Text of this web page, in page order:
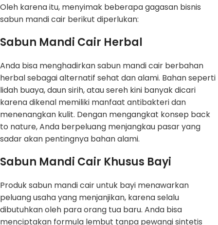
Oleh karena itu, menyimak beberapa gagasan bisnis
sabun mandi cair berikut diperlukan:
Sabun Mandi Cair Herbal
Anda bisa menghadirkan sabun mandi cair berbahan
herbal sebagai alternatif sehat dan alami. Bahan seperti
lidah buaya, daun sirih, atau sereh kini banyak dicari
karena dikenal memiliki manfaat antibakteri dan
menenangkan kulit. Dengan mengangkat konsep back
to nature, Anda berpeluang menjangkau pasar yang
sadar akan pentingnya bahan alami.
Sabun Mandi Cair Khusus Bayi
Produk sabun mandi cair untuk bayi menawarkan
peluang usaha yang menjanjikan, karena selalu
dibutuhkan oleh para orang tua baru. Anda bisa
menciptakan formula lembut tanpa pewangi sintetis